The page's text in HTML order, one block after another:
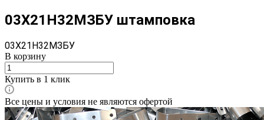
03X21Н32МЗБУ штамповка
03X21Н32МЗБУ
В корзину
Купить в 1 клик
Все цены и условия не являются офертой